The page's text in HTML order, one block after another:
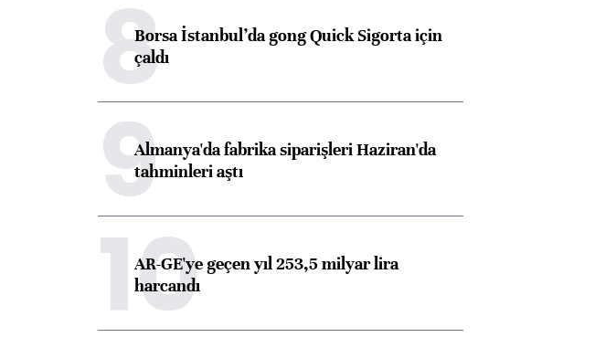
8Borsa İstanbul’da gong Quick Sigorta için
çaldı
9Almanya'da fabrika siparişleri Haziran'da
tahminleri aştı
10
AR-GE'ye geçen yıl 253,5 milyar lira
harcandı